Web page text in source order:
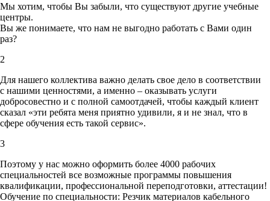
Мы хотим, чтобы Вы забыли, что существуют другие учебные
центры.
Вы же понимаете, что нам не выгодно работать с Вами один
раз?
2
Для нашего коллектива важно делать свое дело в соответствии
с нашими ценностями, а именно – оказывать услуги
добросовестно и с полной самоотдачей, чтобы каждый клиент
сказал «эти ребята меня приятно удивили, я и не знал, что в
сфере обучения есть такой сервис».
3
Поэтому у нас можно оформить более 4000 рабочих
специальностей все возможные программы повышения
квалификации, профессиональной переподготовки, аттестации!
Обучение по специальности: Резчик материалов кабельного